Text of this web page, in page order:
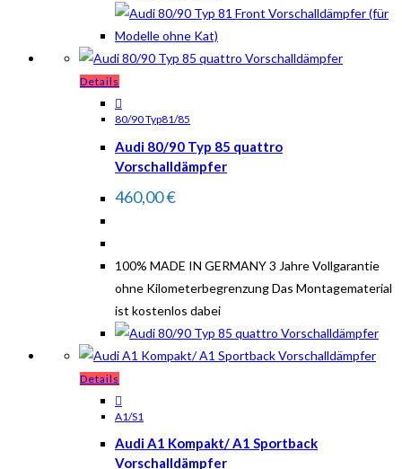
Details
80/90 Typ81/85
Audi 80/90 Typ 85 quattro
Vorschalldämpfer
460,00€
100% MADE IN GERMANY 3 Jahre Vollgarantie
ohne Kilometerbegrenzung Das Montagematerial
ist kostenlos dabei
Details
A1/S1
Audi A1 Kompakt/ A1 Sportback
Vorschalldämpfer